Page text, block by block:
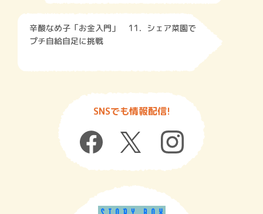
辛酸なめ子「お金入門」 11．シェア菜園で
プチ自給自足に挑戦
SNSでも情報配信!